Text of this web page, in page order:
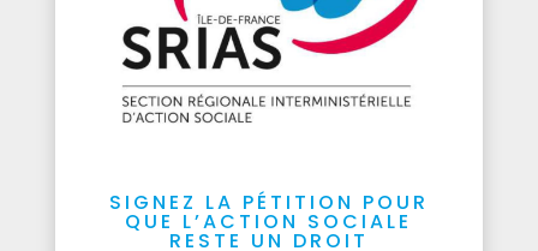
SIGNEZ LA PÉTITION POUR
QUE L’ACTION SOCIALE
RESTE UN DROIT